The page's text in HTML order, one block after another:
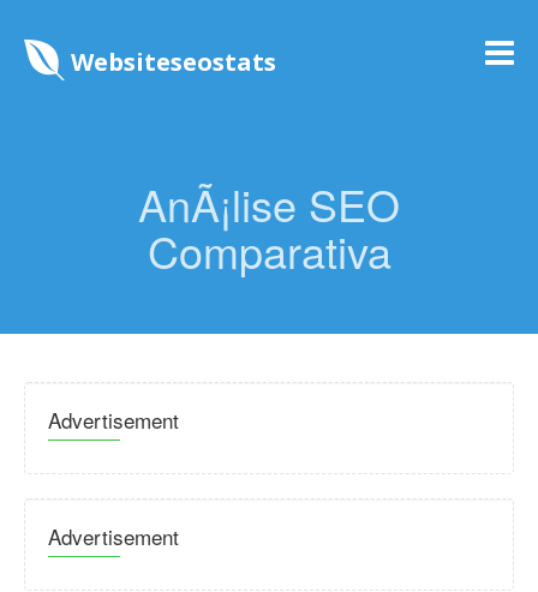
Websiteseostats
AnÃ¡lise SEO
Comparativa
Advertisement
Advertisement